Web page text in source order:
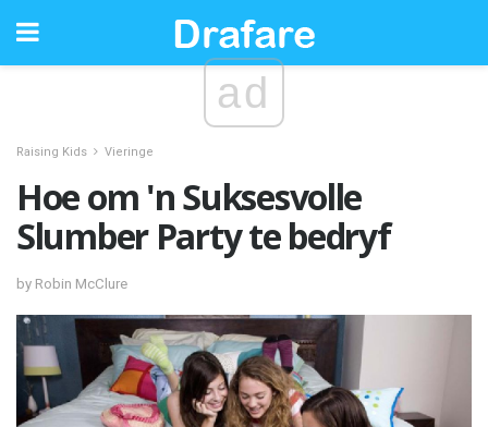
ad
Raising Kids Vieringe
Hoe om 'n Suksesvolle
Slumber Party te bedryf
by Robin McClure